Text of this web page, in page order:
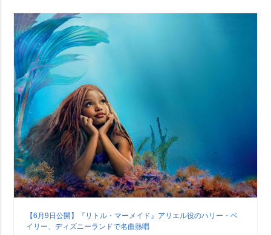
【6月9日公開】『リトル・マーメイド』アリエル役のハリー・ベ
イリー、ディズニーランドで名曲熱唱